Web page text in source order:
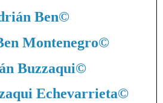
Ben©
Montenegro©
Buzzaqui©
Echevarrieta©